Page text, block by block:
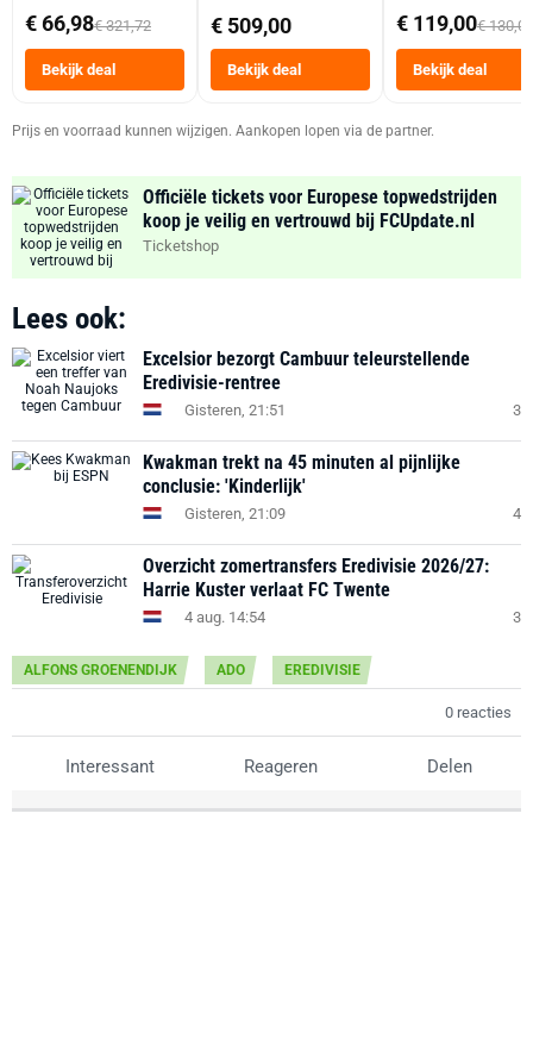
abonnement
€ 66,98€ 321,72
Bekijk deal
€ 509,00
Bekijk deal
Dubbele Mand 9
Tot 6 Personen
Heteluchtfriteuse
Zwart
€ 119,00€ 130,00
Bekijk deal
Prijs en voorraad kunnen wijzigen. Aankopen lopen via de partner.
Officiële tickets voor Europese topwedstrijden
koop je veilig en vertrouwd bij FCUpdate.nl
Ticketshop
Lees ook:
Excelsior bezorgt Cambuur teleurstellende
Eredivisie-rentree
Gisteren, 21:51 3
Kwakman trekt na 45 minuten al pijnlijke
conclusie: 'Kinderlijk'
Gisteren, 21:09 4
Overzicht zomertransfers Eredivisie 2026/27:
Harrie Kuster verlaat FC Twente
4 aug. 14:54 3
ALFONS GROENENDIJK ADO EREDIVISIE
0 reacties
Interessant Reageren Delen